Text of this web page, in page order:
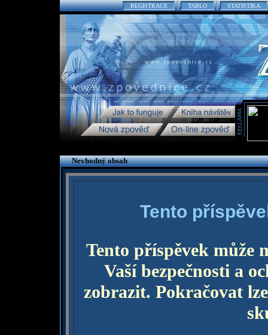
REGISTRACE TABLO STATISTIKA
Nevhodný obsah
Tento
Tento příspěvek může
Vaší bezpečnosti a
zobrazit. Pokračovat